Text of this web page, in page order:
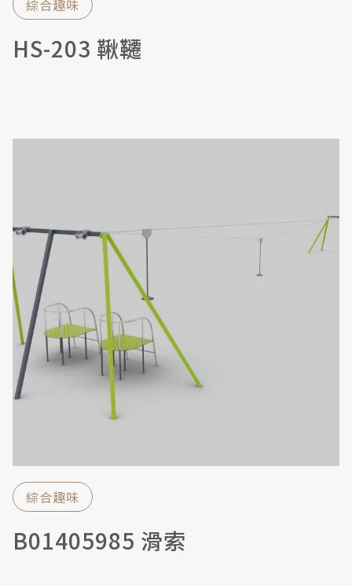
綜合趣味
HS-203 鞦韆
綜合趣味
B01405985 滑索